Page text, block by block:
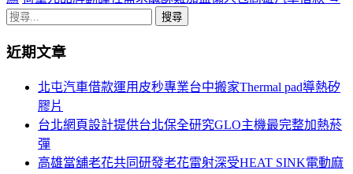
章
覽
搜
關
近期文章
北屯汽車借款運用皮秒專業台中搬家Thermal pad導熱矽
膠片
台北網頁設計提供台北保全研究GLO主機最完整加熱菸
彈
高雄當舖老花共同研發老花雷射深受HEAT SINK電動麻